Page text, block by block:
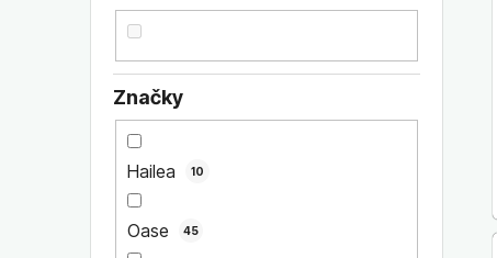
Značky
Hailea 10
Oase 45